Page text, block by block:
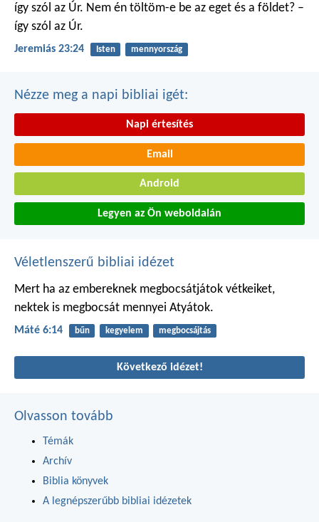
így szól az Úr. Nem én töltöm-e be az eget és a földet? –
így szól az Úr.
Jeremiás 23:24 Isten mennyország
Nézze meg a napi bibliai igét:
Napi értesítés
Email
Android
Legyen az Ön weboldalán
Véletlenszerű bibliai idézet
Mert ha az embereknek megbocsátjátok vétkeiket,
nektek is megbocsát mennyei Atyátok.
Máté 6:14 bűn kegyelem megbocsájtás
Következő idézet!
Olvasson tovább
Témák
Archív
Biblia könyvek
A legnépszerűbb bibliai idézetek